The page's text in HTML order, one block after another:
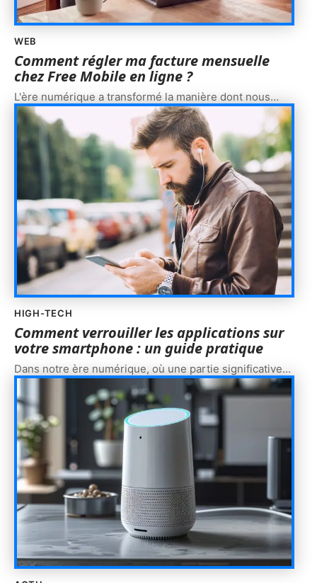
WEB
Comment régler ma facture mensuelle
chez Free Mobile en ligne ?
L'ère numérique a transformé la manière dont nous…
HIGH-TECH
Comment verrouiller les applications sur
votre smartphone : un guide pratique
Dans notre ère numérique, où une partie significative…